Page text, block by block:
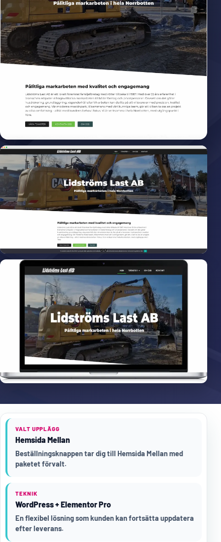
VALT UPPLÄGG
Hemsida Mellan
Beställningsknappen tar dig till Hemsida Mellan med
paketet förvalt.
TEKNIK
WordPress + Elementor Pro
En flexibel lösning som kunden kan fortsätta uppdatera
efter leverans.